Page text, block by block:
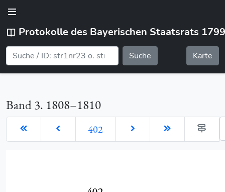
Protokolle des Bayerischen Staatsrats
Suche Karte
Band 3. 1808–1810
402